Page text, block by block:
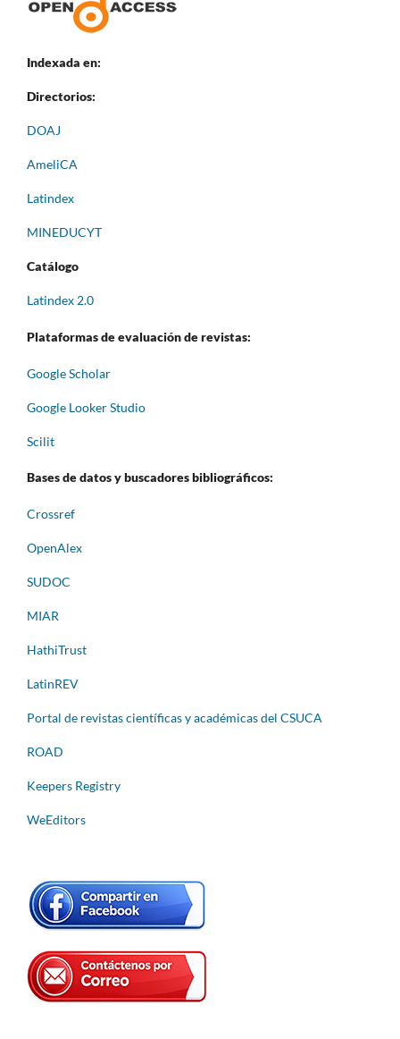
Indexada en:
Directorios:
DOAJ
AmeliCA
Latindex
MINEDUCYT
Catálogo
Latindex 2.0
Plataformas de evaluación de revistas:
Google Scholar
Google Looker Studio
Scilit
Bases de datos y buscadores bibliográficos:
Crossref
OpenAlex
SUDOC
MIAR
HathiTrust
LatinREV
Portal de revistas científicas y académicas del CSUCA
ROAD
Keepers Registry
WeEditors